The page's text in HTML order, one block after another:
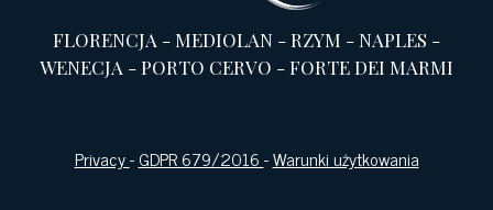
FLORENCJA -MEDIOLAN -RZYM -NAPLES -
WENECJA -PORTO CERVO -FORTE DEI MARMI
Privacy-GDPR 679/2016-Warunki użytkowania